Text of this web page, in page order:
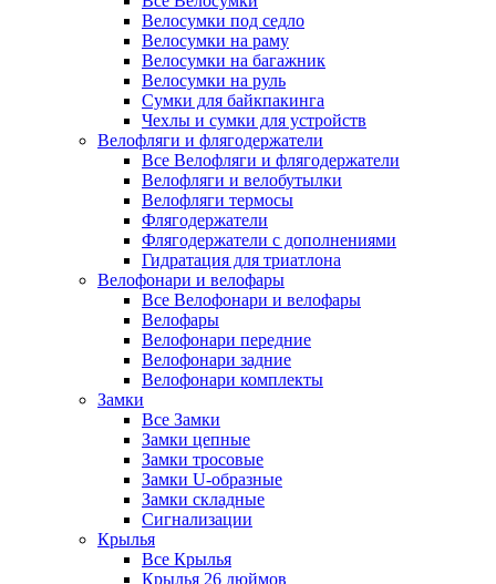
Велосумки под седло
Велосумки на раму
Велосумки на багажник
Велосумки на руль
Сумки для байкпакинга
Чехлы и сумки для устройств
Велофляги и флягодержатели
Все Велофляги и флягодержатели
Велофляги и велобутылки
Велофляги термосы
Флягодержатели
Флягодержатели с дополнениями
Гидратация для триатлона
Велофонари и велофары
Все Велофонари и велофары
Велофары
Велофонари передние
Велофонари задние
Велофонари комплекты
Замки
Все Замки
Замки цепные
Замки тросовые
Замки U-образные
Замки складные
Сигнализации
Крылья
Все Крылья
Крылья 26 дюймов